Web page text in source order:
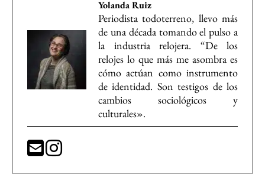
Yolanda Ruiz
Periodista todoterreno, llevo más
de una década tomando el pulso a
la industria relojera. “De los
relojes lo que más me asombra es
cómo actúan como instrumento
de identidad. Son testigos de los
cambios sociológicos y
culturales».